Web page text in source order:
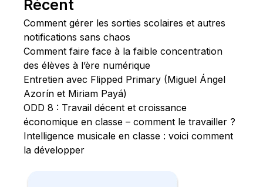
Récent
Comment gérer les sorties scolaires et autres
notifications sans chaos
Comment faire face à la faible concentration
des élèves à l’ère numérique
Entretien avec Flipped Primary (Miguel Ángel
Azorín et Miriam Payá)
ODD 8 : Travail décent et croissance
économique en classe – comment le travailler ?
Intelligence musicale en classe : voici comment
la développer